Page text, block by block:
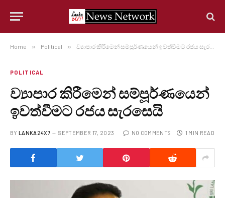
Home » Political » ව්‍යාපාර කිරීමෙන් සම්පූර්ණයෙන් ඉවත්වීමට රජය සැරසෙයි
POLITICAL
ව්‍යාපාර කිරීමෙන් සම්පූර්ණයෙන්
ඉවත්වීමට රජය සැරසෙයි
BY LANKA24X7 SEPTEMBER 17, 2023 NO COMMENTS 1 MIN READ